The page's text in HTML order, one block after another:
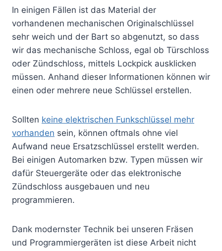
In einigen Fällen ist das Material der
vorhandenen mechanischen Originalschlüssel
sehr weich und der Bart so abgenutzt, so dass
wir das mechanische Schloss, egal ob Türschloss
oder Zündschloss, mittels Lockpick ausklicken
müssen. Anhand dieser Informationen können wir
einen oder mehrere neue Schlüssel erstellen.
Sollten keine elektrischen Funkschlüssel mehr
vorhanden sein, können oftmals ohne viel
Aufwand neue Ersatzschlüssel erstellt werden.
Bei einigen Automarken bzw. Typen müssen wir
dafür Steuergeräte oder das elektronische
Zündschloss ausgebauen und neu
programmieren.
Dank modernster Technik bei unseren Fräsen
und Programmiergeräten ist diese Arbeit nicht